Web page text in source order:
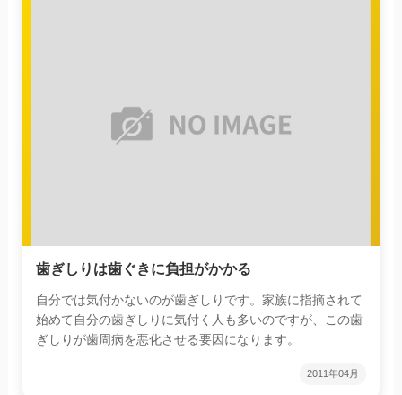
歯ぎしりは歯ぐきに負担がかかる
自分では気付かないのが歯ぎしりです。家族に指摘されて
始めて自分の歯ぎしりに気付く人も多いのですが、この歯
ぎしりが歯周病を悪化させる要因になります。
2011年04月